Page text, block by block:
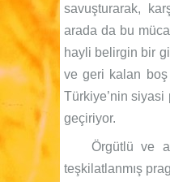
savuşturarak,
arada da bu
hayli belirgin bir
ve geri kalan boş
Türkiye’nin
geçiriyor.
Örgütlü ve
teşkilatlanmış